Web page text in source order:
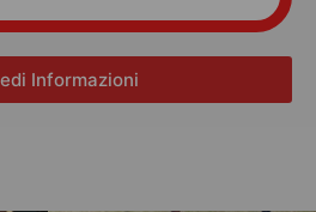
Informazioni